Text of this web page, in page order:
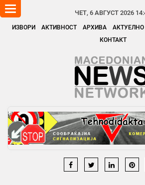
ЧЕТ, 6 АВГУСТ 2026
ИЗВОРИ АКТИВНОСТ АРХИВА АКТУЕЛНО
КОНТАКТ
Toggle
navigation